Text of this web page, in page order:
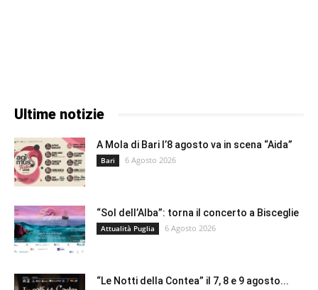
Ultime notizie
A Mola di Bari l’8 agosto va in scena “Aida”
Bari 6 Agosto 2026
“Sol dell’Alba”: torna il concerto a Bisceglie
Attualità Puglia 6 Agosto 2026
“Le Notti della Contea” il 7, 8 e 9 agosto...